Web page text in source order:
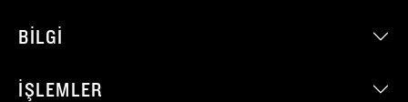
BILGI
İŞLEMLER